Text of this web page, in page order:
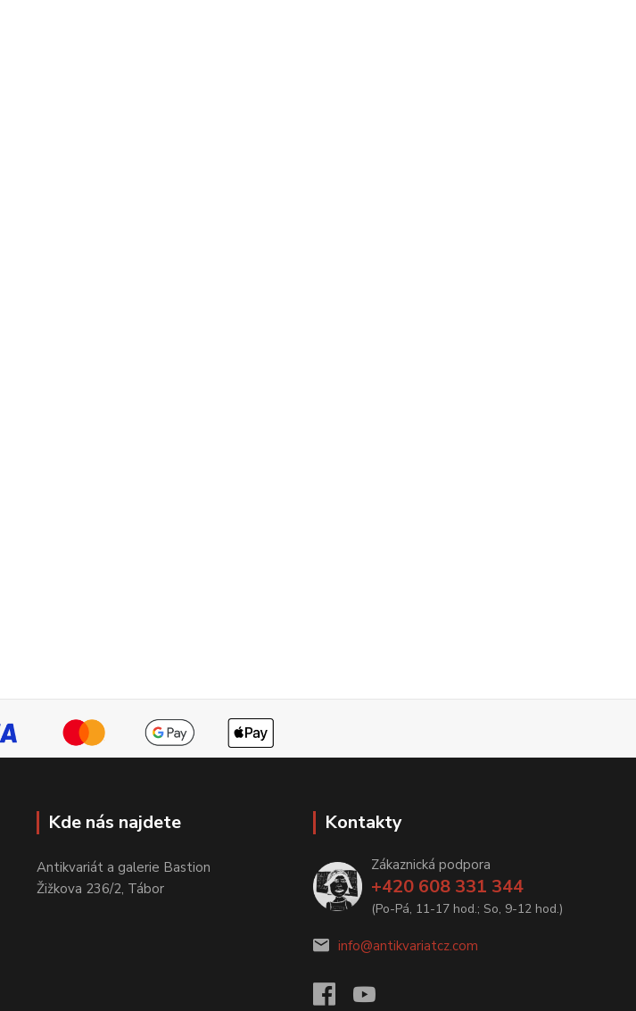
Kde nás najdete
Antikvariát a galerie Bastion
Žižkova 236/2, Tábor
Kontakty
Zákaznická podpora
+420 608 331 344
(Po-Pá, 11-17 hod.; So, 9-12 hod.)
info@antikvariatcz.com